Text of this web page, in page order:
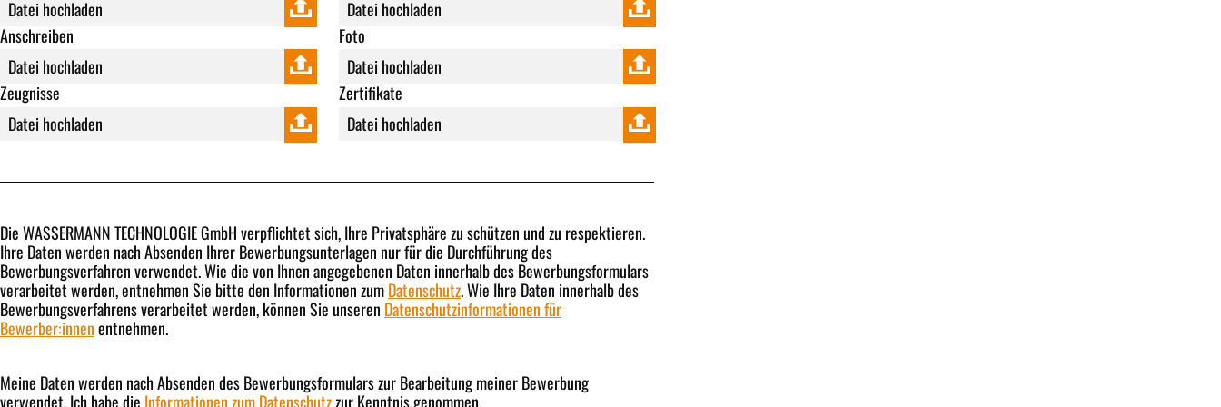
Anschreiben Foto
Zeugnisse Zertifikate
Die WASSERMANN TECHNOLOGIE GmbH verpflichtet sich, Ihre Privatsphäre zu schützen und zu respektieren.
Ihre Daten werden nach Absenden Ihrer Bewerbungsunterlagen nur für die Durchführung des
Bewerbungsverfahren verwendet. Wie die von Ihnen angegebenen Daten innerhalb des Bewerbungsformulars
verarbeitet werden, entnehmen Sie bitte den Informationen zumDatenschutz. Wie Ihre Daten innerhalb des
Bewerbungsverfahrens verarbeitet werden, können Sie unseren Datenschutzinformationen für
Bewerber:innenentnehmen.
Meine Daten werden nach Absenden des Bewerbungsformulars zur Bearbeitung meiner Bewerbung
verwendet. Ich habe die Informationen zum Datenschutzzur Kenntnis genommen.